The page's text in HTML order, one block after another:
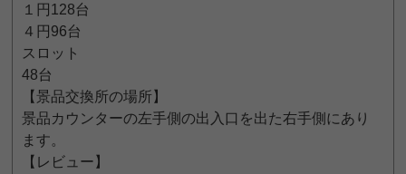
１円128台
４円96台
スロット
48台
【景品交換所の場所】
景品カウンターの左手側の出入口を出た右手側にあり
ます。
【レビュー】